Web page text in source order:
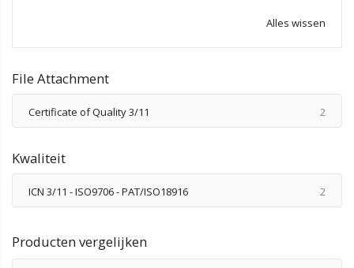
Alles wissen
File Attachment
Certificate of Quality 3/11 2
Kwaliteit
ICN 3/11 - ISO9706 - PAT/ISO18916 2
Producten vergelijken